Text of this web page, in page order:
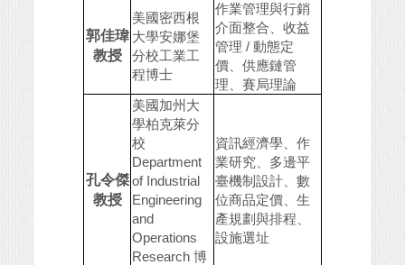
郭佳瑋
教授
美國密西根
大學安娜堡
分校工業工
程博士
作業管理與行銷
介面整合、收益
管理 / 動態定
價、供應鏈管
理、賽局理論
孔令傑
教授
美國加州大
學柏克萊分
校
Department
of Industrial
Engineering
and
Operations
Research 博
資訊經濟學、作
業研究、多邊平
臺機制設計、數
位商品定價、生
產規劃與排程、
設施選址